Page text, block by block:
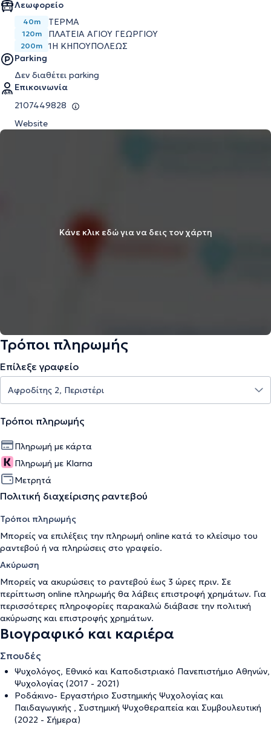
Λεωφορείο
40m ΤΕΡΜΑ
120m ΠΛΑΤΕΙΑ ΑΓΙΟΥ ΓΕΩΡΓΙΟΥ
200m
1Η ΚΗΠΟΥΠΟΛΕΩΣ
Parking
Δεν διαθέτει parking
Επικοινωνία
2107449828
Website
Κάνε κλικ εδώ για να δεις τον χάρτη
Τρόποι πληρωμής
Επίλεξε γραφείο
Τρόποι πληρωμής
Πληρωμή με κάρτα
Πληρωμή με Klarna
Μετρητά
Πολιτική διαχείρισης ραντεβού
Τρόποι πληρωμής
Μπορείς να επιλέξεις την πληρωμή online κατά το κλείσιμο του
ραντεβού ή να πληρώσεις στο γραφείο.
Ακύρωση
Μπορείς να ακυρώσεις το ραντεβού έως 3 ώρες πριν. Σε
περίπτωση online πληρωμής θα λάβεις επιστροφή χρημάτων. Για
περισσότερες πληροφορίες παρακαλώ διάβασε την πολιτική
ακύρωσης και επιστροφής χρημάτων.
Βιογραφικό και καριέρα
Σπουδές
Ψυχολόγος, Εθνικό και Καποδιστριακό Πανεπιστήμιο Αθηνών,
Ψυχολογίας (2017 - 2021)
Ροδάκινο- Εργαστήριο Συστημικής Ψυχολογίας και
Παιδαγωγικής , Συστημική Ψυχοθεραπεία και Συμβουλευτική
(2022 - Σήμερα)